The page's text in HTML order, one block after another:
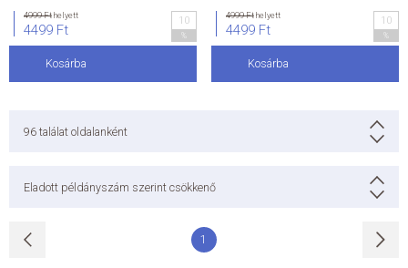
4999 Fthelyett
4499 Ft
10
Kosárba
4999 Fthelyett
4499 Ft
10
Kosárba
96 találat oldalanként
Eladott példányszám szerint csökkenő
1